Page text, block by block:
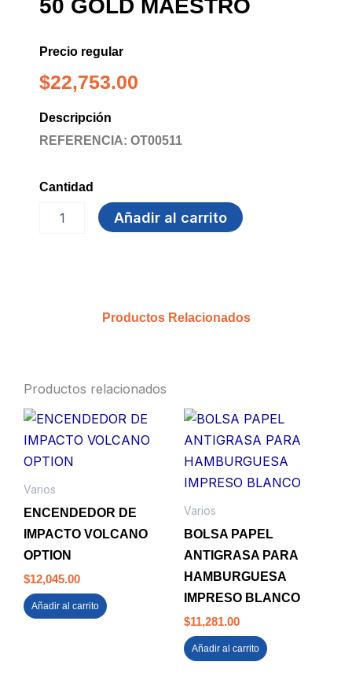
50 GOLD MAESTRO
Precio regular
$22,753.00
Descripción
REFERENCIA: OT00511
Cantidad
Añadir al carrito
Productos Relacionados
Productos relacionados
Varios
ENCENDEDOR DE
IMPACTO VOLCANO
OPTION
$12,045.00
Añadir al carrito
Varios
BOLSA PAPEL
ANTIGRASA PARA
HAMBURGUESA
IMPRESO BLANCO
$11,281.00
Añadir al carrito